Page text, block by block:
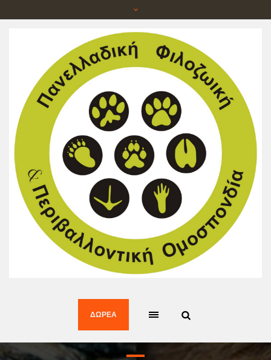
ΔΩΡΕΆ